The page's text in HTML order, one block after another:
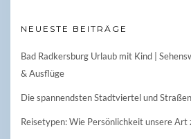
NEUESTE BEITRÄGE
Bad Radkersburg Urlaub mit Kind |
& Ausflüge
Die spannendsten Stadtviertel und
Reisetypen: Wie Persönlichkeit unsere